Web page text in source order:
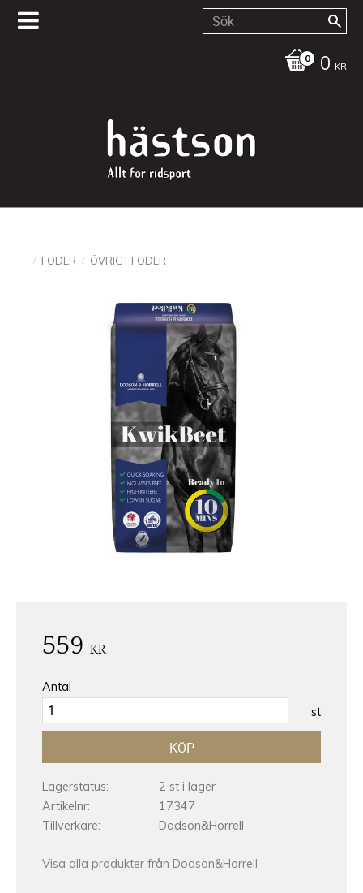
0 KR
FODER ÖVRIGT FODER
559 KR
Antal
st
KÖP
Lagerstatus
2 st i lager
Artikelnr
17347
Tillverkare
Dodson&Horrell
Visa alla produkter från Dodson&Horrell